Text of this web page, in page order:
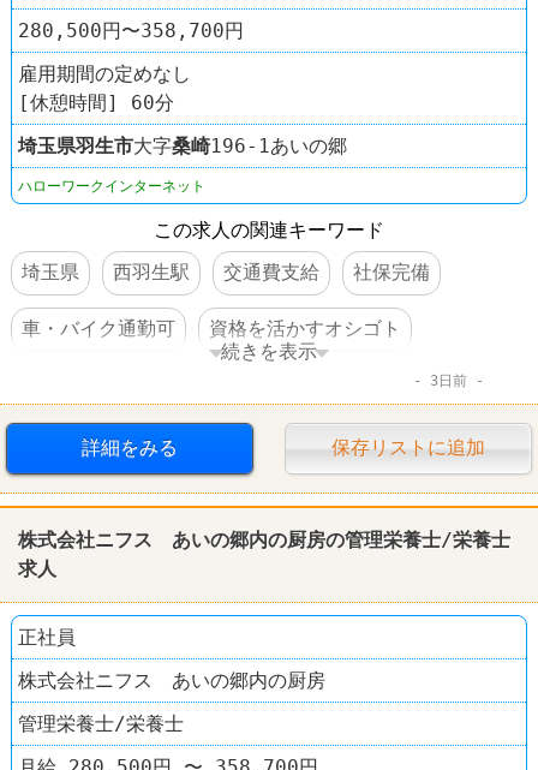
280,500円〜358,700円
雇用期間の定めなし
[休憩時間] 60分
埼玉県羽生市大字桑崎196-1あいの郷
ハローワークインターネット
この求人の関連キーワード
埼玉県
西羽生駅 交通費支給 社保完備
車・バイク通勤可 資格を活かすオシゴト
続きを表示
3日前
詳細をみる 保存リストに追加
株式会社ニフス あいの郷内の厨房の管理栄養士/栄養士
求人
正社員
株式会社ニフス あいの郷内の厨房
管理栄養士/栄養士